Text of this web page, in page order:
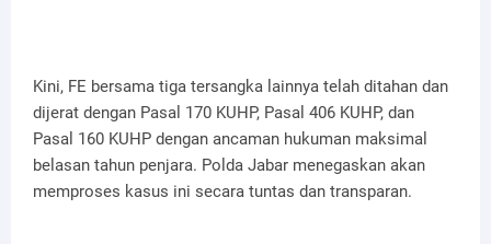
Kini, FE bersama tiga tersangka lainnya telah ditahan dan
dijerat dengan Pasal 170 KUHP, Pasal 406 KUHP, dan
Pasal 160 KUHP dengan ancaman hukuman maksimal
belasan tahun penjara. Polda Jabar menegaskan akan
memproses kasus ini secara tuntas dan transparan.